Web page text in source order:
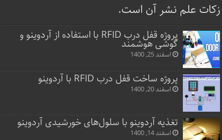
زکات علم نشر آن است.
پروژه قفل‌ درب RFID با استفاده از آردوینو و
گوشی هوشمند
اسفند 25, 1400
پروژه ساخت قفل‌ درب RFID با آردوینو
اسفند 20, 1400
تغذیه آردوینو با سلول‌های خورشیدی آردوینو
اسفند 14, 1400